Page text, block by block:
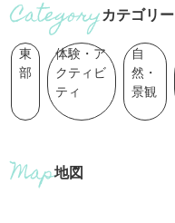
カテゴリー
東
部
体験・ア
クティビ
ティ
自
然・
景観
地図